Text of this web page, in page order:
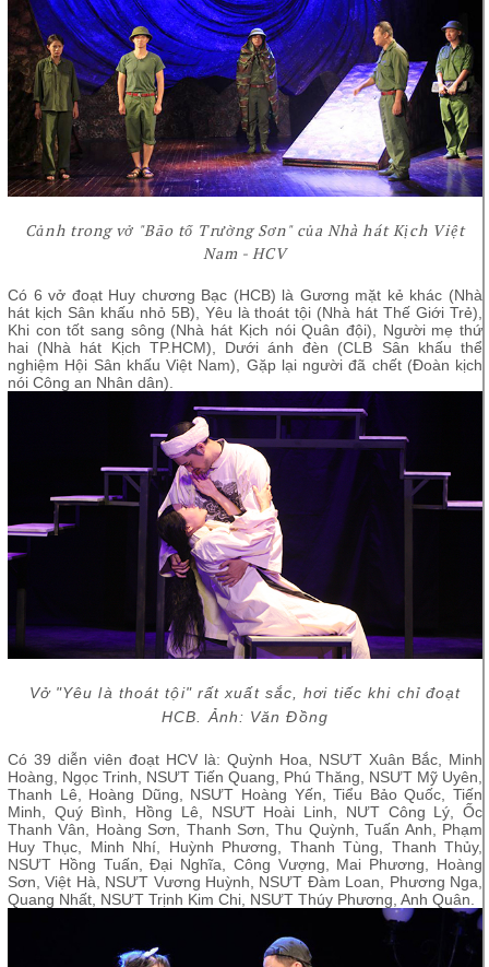
Cảnh trong vở "Bão tố Trường Sơn" của Nhà hát Kịch Việt
Nam - HCV
Có 6 vở đoạt Huy chương Bạc (HCB) là Gương mặt kẻ khác (Nhà
hát kịch Sân khấu nhỏ 5B), Yêu là thoát tội (Nhà hát Thế Giới Trẻ),
Khi con tốt sang sông (Nhà hát Kịch nói Quân đội), Người mẹ thứ
hai (Nhà hát Kịch TP.HCM), Dưới ánh đèn (CLB Sân khấu thể
nghiệm Hội Sân khấu Việt Nam), Gặp lại người đã chết (Đoàn kịch
nói Công an Nhân dân).
Vở "Yêu là thoát tội" rất xuất sắc, hơi tiếc khi chỉ đoạt
HCB. Ảnh: Văn Đồng
Có 39 diễn viên đoạt HCV là: Quỳnh Hoa, NSƯT Xuân Bắc, Minh
Hoàng, Ngọc Trinh, NSƯT Tiến Quang, Phú Thăng, NSƯT Mỹ Uyên,
Thanh Lê, Hoàng Dũng, NSƯT Hoàng Yến, Tiểu Bảo Quốc, Tiến
Minh, Quý Bình, Hồng Lê, NSƯT Hoài Linh, NƯT Công Lý, Ốc
Thanh Vân, Hoàng Sơn, Thanh Sơn, Thu Quỳnh, Tuấn Anh, Phạm
Huy Thục, Minh Nhí, Huỳnh Phương, Thanh Tùng, Thanh Thủy,
NSƯT Hồng Tuấn, Đại Nghĩa, Công Vượng, Mai Phương, Hoàng
Sơn, Việt Hà, NSƯT Vương Huỳnh, NSƯT Đàm Loan, Phương Nga,
Quang Nhất, NSƯT Trịnh Kim Chi, NSƯT Thúy Phương, Anh Quân.